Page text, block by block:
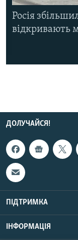
Росія
відкривають
ДОЛУЧАЙСЯ!
ПІДТРИМКА
ІНФОРМАЦІЯ